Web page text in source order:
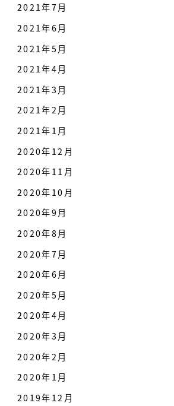
2021年7月
2021年6月
2021年5月
2021年4月
2021年3月
2021年2月
2021年1月
2020年12月
2020年11月
2020年10月
2020年9月
2020年8月
2020年7月
2020年6月
2020年5月
2020年4月
2020年3月
2020年2月
2020年1月
2019年12月